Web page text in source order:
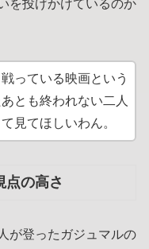
を投げかけているのか
っている映画という
とも終われない二人
見てほしいわん。
点の高さ
が登ったガジュマルの